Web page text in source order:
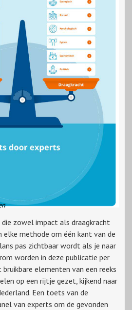
zowel impact als draagkracht
elke methode om één kant van de
pas zichtbaar wordt als je naar
worden in deze publicatie per
elementen van een reeks
op een rijtje gezet, kijkend naar
Een toets van de
van experts om de gevonden